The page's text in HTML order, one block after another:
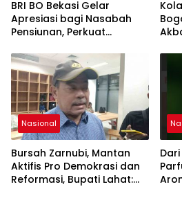
BRI BO Bekasi Gelar
Apresiasi bagi Nasabah
Pensiunan, Perkuat
Nasional
Bursah Zarnubi, Mantan
Aktifis Pro Demokrasi dan
Reformasi, Bupati Lahat: